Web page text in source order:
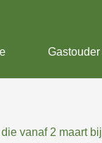
Gastouder
vanaf 2 maart